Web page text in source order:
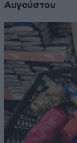
Αυγούστου